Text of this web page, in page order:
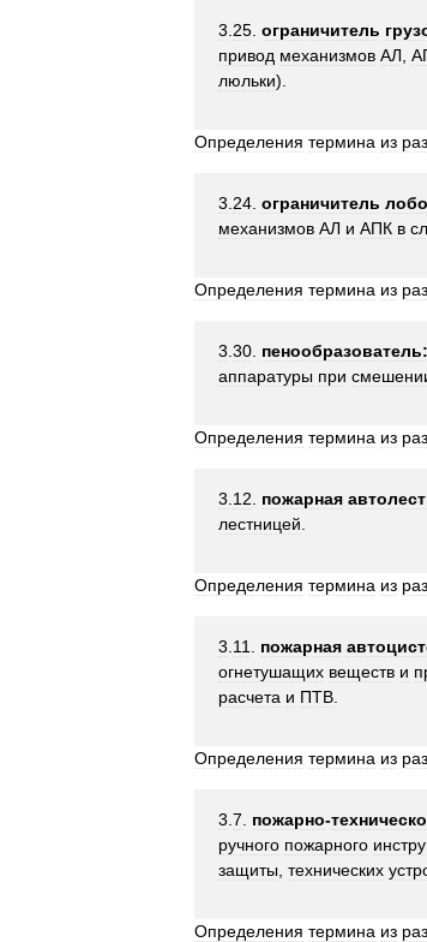
3 25 ограничитель
привод механизмов АЛ
люльки).
Определения термина из
3 24 ограничитель
механизмов АЛ и АПК в
Определения термина из
3 30 пенообразователь:
аппаратуры при
Определения термина из
3 12 пожарная
лестницей
Определения термина из
3 11 пожарная
огнетушащих веществ и
расчета и ПТВ
Определения термина из
3 7 пожарно-
ручного пожарного
защиты технических
Определения термина из